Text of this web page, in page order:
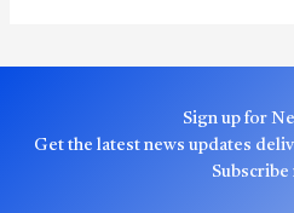
Sign up for
Get the latest news updates
Subscribe